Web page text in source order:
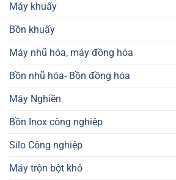
Máy khuấy
Bồn khuấy
Máy nhũ hóa, máy đồng hóa
Bồn nhũ hóa- Bồn đồng hóa
Máy Nghiền
Bồn Inox công nghiệp
Silo Công nghiệp
Máy trộn bột khô